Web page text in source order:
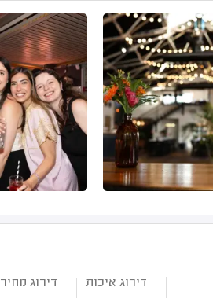
דירוג איכות דירוג מחיר